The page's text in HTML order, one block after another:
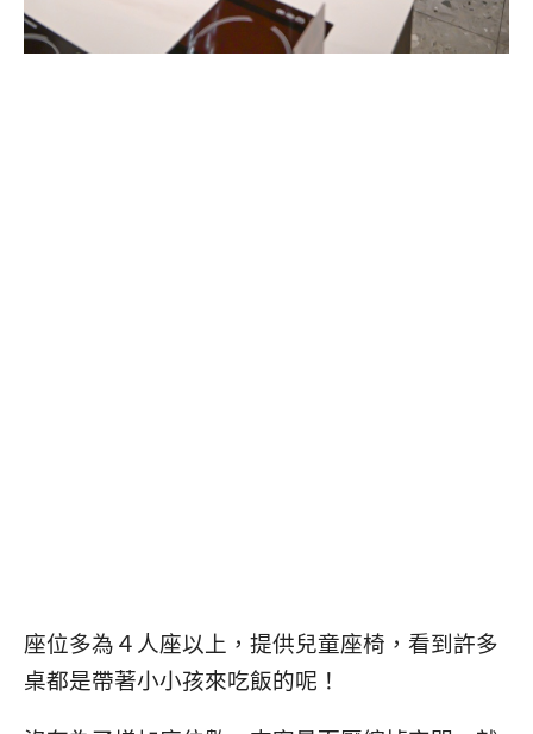
座位多為４人座以上，提供兒童座椅，看到許多
桌都是帶著小小孩來吃飯的呢！